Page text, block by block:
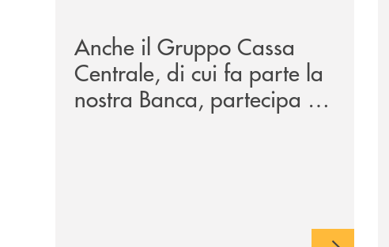
Anche il Gruppo Cassa
Centrale, di cui fa parte la
nostra Banca, partecipa a
EUR.BANK, il progetto di